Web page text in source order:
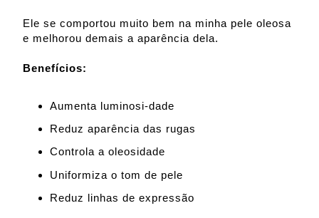
Ele se comportou muito bem na minha pele oleosa
e melhorou demais a aparência dela.
Benefícios:
Aumenta luminosi-dade
Reduz aparência das rugas
Controla a oleosidade
Uniformiza o tom de pele
Reduz linhas de expressão